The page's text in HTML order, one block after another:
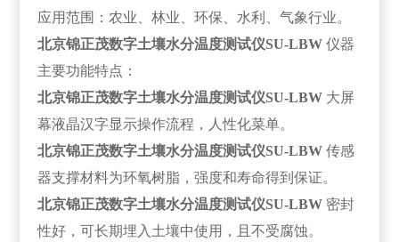
应用范围：农业、林业、环保、水利、气象行业。
北京锦正茂数字土壤水分温度测试仪SU-LBW仪器
主要功能特点：
北京锦正茂数字土壤水分温度测试仪SU-LBW 大屏
幕液晶汉字显示操作流程，人性化菜单。
北京锦正茂数字土壤水分温度测试仪SU-LBW传感
器支撑材料为环氧树脂，强度和寿命得到保证。
北京锦正茂数字土壤水分温度测试仪SU-LBW 密封
性好，可长期埋入土壤中使用，且不受腐蚀。